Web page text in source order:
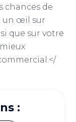
chances de
un œil sur
que sur votre
: